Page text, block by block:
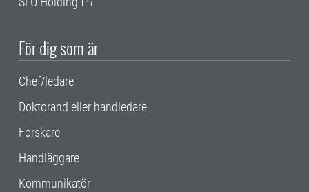
För dig som är
Chef/ledare
Doktorand eller handledare
Forskare
Handläggare
Kommunikatör